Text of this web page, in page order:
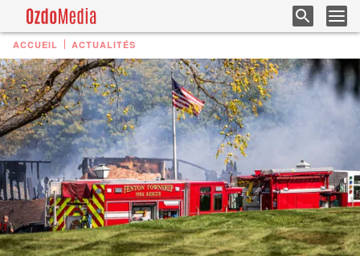
ACCUEIL ACTUALITÉS